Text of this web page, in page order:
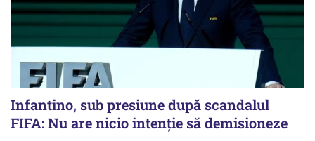
Infantino, sub presiune după scandalul
FIFA: Nu are nicio intenție să demisioneze